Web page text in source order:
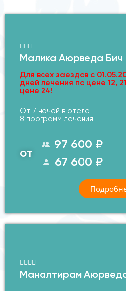
Малика Аюрведа Бич
Для всех заездов с
дней лечения по цене 12,
цене 24!
От 7 ночей в отеле
8 программ лечения
от
97 600 ₽
67 600 ₽
Маналтирам